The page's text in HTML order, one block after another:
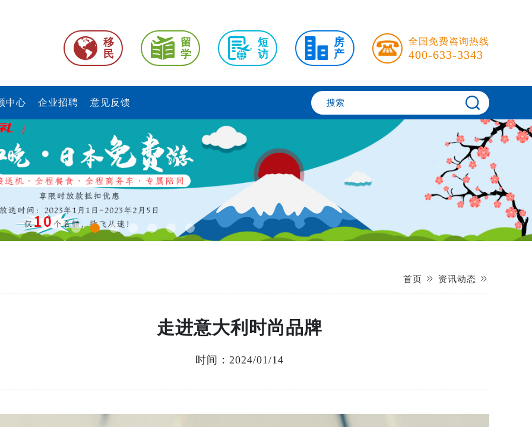
移
民
留
学
短
访
房
产
全国免费咨询热线
400-633-3343
中心 企业招聘 意见反馈
首页 资讯动态
走进意大利时尚品牌
时间：2024/01/14